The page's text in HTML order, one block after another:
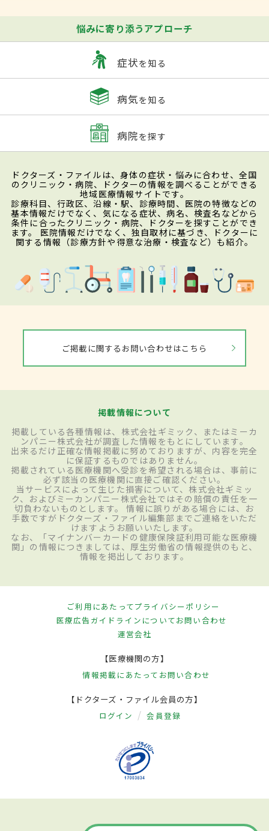
悩みに寄り添うアプローチ
症状を知る
病気を知る
病院を探す
ドクターズ・ファイルは、身体の症状・悩みに合わせ、全国
のクリニック・病院、ドクターの情報を調べることができる
地域医療情報サイトです。
診療科目、行政区、沿線・駅、診療時間、医院の特徴などの
基本情報だけでなく、気になる症状、病名、検査名などから
条件に合ったクリニック・病院、ドクターを探すことができ
ます。 医院情報だけでなく、独自取材に基づき、ドクターに
関する情報（診療方針や得意な治療・検査など）も紹介。
ご掲載に関するお問い合わせはこちら
掲載情報について
掲載している各種情報は、株式会社ギミック、またはミーカ
ンパニー株式会社が調査した情報をもとにしています。
出来るだけ正確な情報掲載に努めておりますが、内容を完全
に保証するものではありません。
掲載されている医療機関へ受診を希望される場合は、事前に
必ず該当の医療機関に直接ご確認ください。
当サービスによって生じた損害について、株式会社ギミッ
ク、およびミーカンパニー株式会社ではその賠償の責任を一
切負わないものとします。 情報に誤りがある場合には、お
手数ですがドクターズ・ファイル編集部までご連絡をいただ
けますようお願いいたします。
なお、「マイナンバーカードの健康保険証利用可能な医療機
関」の情報につきましては、厚生労働省の情報提供のもと、
情報を掲出しております。
ご利用にあたってプライバシーポリシー
医療広告ガイドラインについてお問い合わせ
運営会社
【医療機関の方】
情報掲載にあたって お問い合わせ
【ドクターズ・ファイル会員の方】
ログイン 会員登録